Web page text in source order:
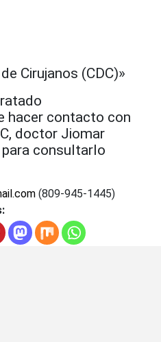
Cirujanos (CDC)»
hacer contacto con
doctor Jiomar
para consultarlo
(809-945-1445)